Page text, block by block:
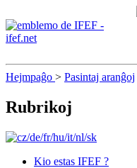
Hejmpaĝo > Pasintaj aranĝoj
Rubrikoj
Kio estas IFEF ?